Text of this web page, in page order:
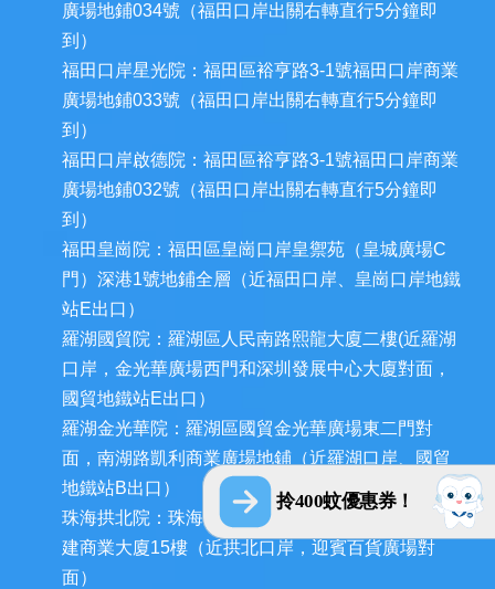
拎400蚊優惠券！
廣場地鋪034號（福田口岸出關右轉直行5分鐘即
到）
福田口岸星光院：福田區裕亨路3-1號福田口岸商業
廣場地鋪033號（福田口岸出關右轉直行5分鐘即
到）
福田口岸啟德院：福田區裕亨路3-1號福田口岸商業
廣場地鋪032號（福田口岸出關右轉直行5分鐘即
到）
福田皇崗院：福田區皇崗口岸皇禦苑（皇城廣場C
門）深港1號地鋪全層（近福田口岸、皇崗口岸地鐵
站E出口）
羅湖國貿院：羅湖區人民南路熙龍大廈二樓(近羅湖
口岸，金光華廣場西門和深圳發展中心大廈對面，
國貿地鐵站E出口）
羅湖金光華院：羅湖區國貿金光華廣場東二門對
面，南湖路凱利商業廣場地鋪（近羅湖口岸、國貿
地鐵站B出口）
珠海拱北院：珠海市香洲區拱北迎賓南路1155號中
建商業大廈15樓（近拱北口岸，迎賓百貨廣場對
面）